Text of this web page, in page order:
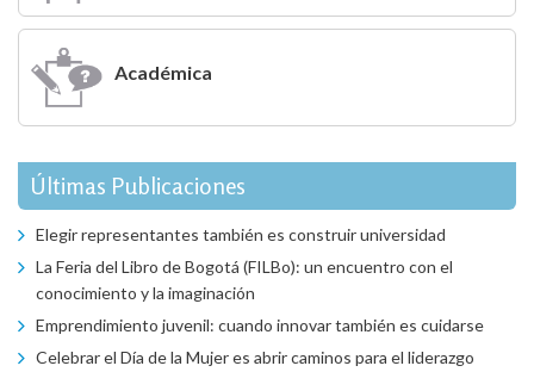
Académica
Últimas Publicaciones
Elegir representantes también es construir universidad
La Feria del Libro de Bogotá (FILBo): un encuentro con el
conocimiento y la imaginación
Emprendimiento juvenil: cuando innovar también es cuidarse
Celebrar el Día de la Mujer es abrir caminos para el liderazgo